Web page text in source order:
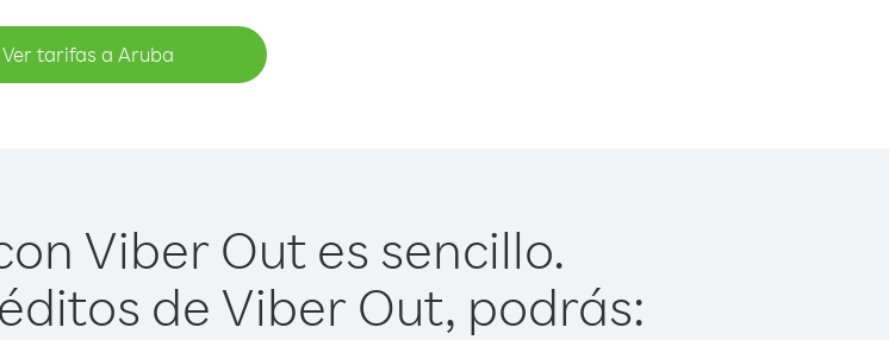
Ver tarifas a Aruba
Viber Out es sencillo.
de Viber Out, podrás: